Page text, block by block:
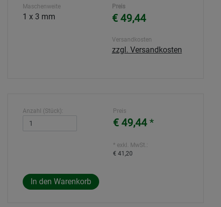
Maschenweite
1 x 3 mm
Preis
€ 49,44
Versandkosten
zzgl. Versandkosten
Anzahl (Stück): Preis
€ 49,44*
* exkl. MwSt.:
€ 41,20